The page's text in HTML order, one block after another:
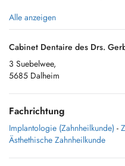
Alle anzeigen
Cabinet Dentaire des Drs.
3 Suebelwee,
5685 Dalheim
Fachrichtung
Implantologie (Zahnheilkunde) -
Ästhethische Zahnheilkunde